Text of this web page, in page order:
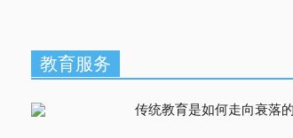
教育服务
传统教育是如何走向衰落